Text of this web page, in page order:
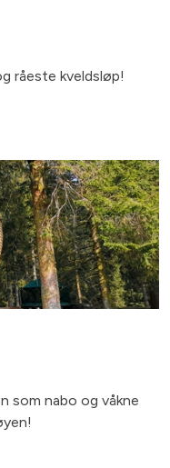
råeste kveldsløp!
som nabo og våkne